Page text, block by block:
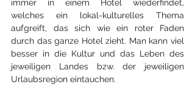
immer in einem Hotel wiederfindet,
welches ein lokal-kulturelles Thema
aufgreift, das sich wie ein roter Faden
durch das ganze Hotel zieht. Man kann viel
besser in die Kultur und das Leben des
jeweiligen Landes bzw. der jeweiligen
Urlaubsregion eintauchen.